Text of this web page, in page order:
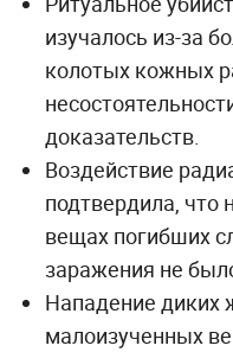
изучалось из-за
колотых кожных
доказательств.
Воздействие
подтвердила, что
вещах погибших
заражения не
Нападение диких
малоизученных